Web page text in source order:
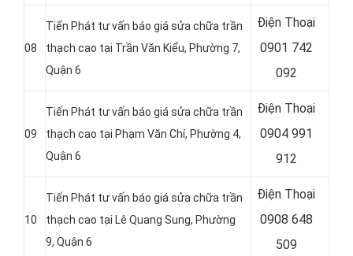
08
Tiến Phát tư vấn báo giá sửa chữa trần
thạch cao tại Trần Văn Kiểu, Phường 7,
Quận 6
Điện Thoại
0901 742
092
09
Tiến Phát tư vấn báo giá sửa chữa trần
thạch cao tại Phạm Văn Chí, Phường 4,
Quận 6
Điện Thoại
0904 991
912
10
Tiến Phát tư vấn báo giá sửa chữa trần
thạch cao tại Lê Quang Sung, Phường
9, Quận 6
Điện Thoại
0908 648
509